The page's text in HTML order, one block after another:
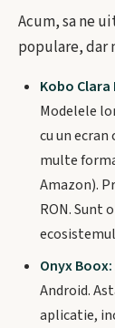
Acum, sa ne
populare, dar
Kobo Clara
Modelele
cu un
multe
Amazon).
RON. Sunt
Onyx Boox:
Android.
aplicatie,